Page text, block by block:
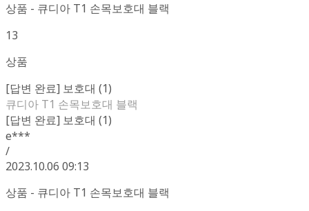
상품 - 큐디아 T1 손목보호대 블랙
13
상품
[답변 완료] 보호대 (1)
큐디아 T1 손목보호대 블랙
[답변 완료] 보호대 (1)
e***
/
2023.10.06 09:13
상품 - 큐디아 T1 손목보호대 블랙